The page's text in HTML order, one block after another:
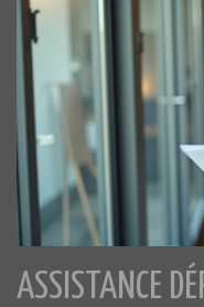
ASSISTANCE